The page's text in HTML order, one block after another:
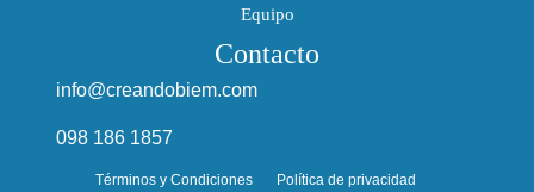
Equipo
Contacto
info@creandobiem.com
098 186 1857
Términos y Condiciones Política de privacidad